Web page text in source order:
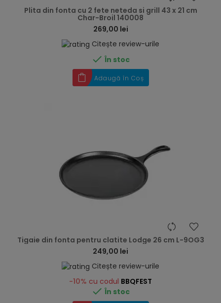
Plita din fonta cu 2 fete neteda si grill 43 x 21 cm
Char-Broil 140008
269,00 lei
Citește review-urile
 În stoc
Adaugă în Coș
Tigaie din fonta pentru clatite Lodge 26 cm L-9OG3
249,00 lei
Citește review-urile
-10% cu codul BBQFEST
 În stoc